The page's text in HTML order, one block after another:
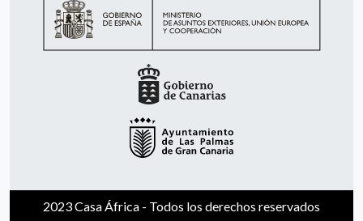
2023 Casa África - Todos los derechos reservados